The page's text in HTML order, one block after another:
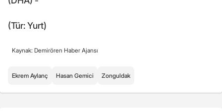
(Tür: Yurt)
Kaynak: Demirören Haber Ajansı
Ekrem Aylanç Hasan Gemici Zonguldak